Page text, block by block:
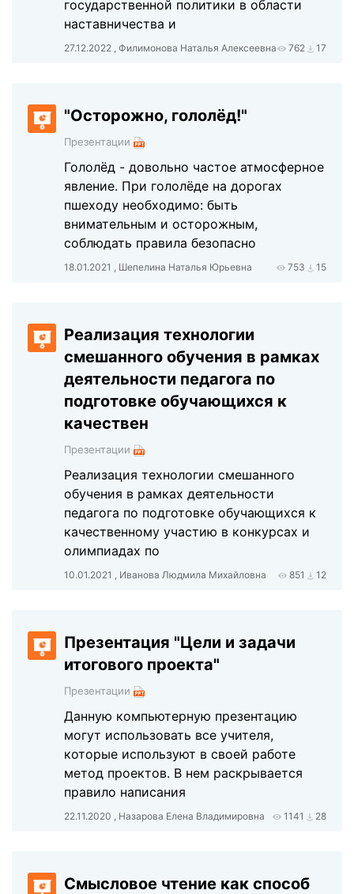
государственной политики в области
наставничества и
27.12.2022 , Филимонова Наталья Алексеевна 762 17
"Осторожно, гололёд!"
Презентации
Гололёд - довольно частое атмосферное
явление. При гололёде на дорогах
пшеходу необходимо: быть
внимательным и осторожным,
соблюдать правила безопасно
18.01.2021 , Шепелина Наталья Юрьевна 753 15
Реализация технологии
смешанного обучения в рамках
деятельности педагога по
подготовке обучающихся к
качествен
Презентации
Реализация технологии смешанного
обучения в рамках деятельности
педагога по подготовке обучающихся к
качественному участию в конкурсах и
олимпиадах по
10.01.2021 , Иванова Людмила Михайловна 851 12
Презентация "Цели и задачи
итогового проекта"
Презентации
Данную компьютерную презентацию
могут использовать все учителя,
которые используют в своей работе
метод проектов. В нем раскрывается
правило написания
22.11.2020 , Назарова Елена Владимировна 1141 28
Смысловое чтение как способ